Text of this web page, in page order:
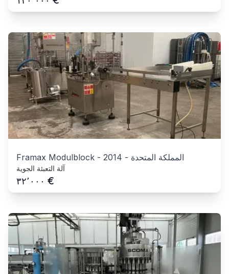
Framax Modulblock - 2014 - المملكة المتحدة
آلة التعبئة الجوية
٣٢٬٠٠٠ €